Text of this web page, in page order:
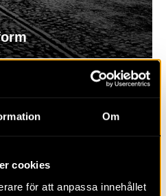
Om
cookies
för att anpassa innehållet